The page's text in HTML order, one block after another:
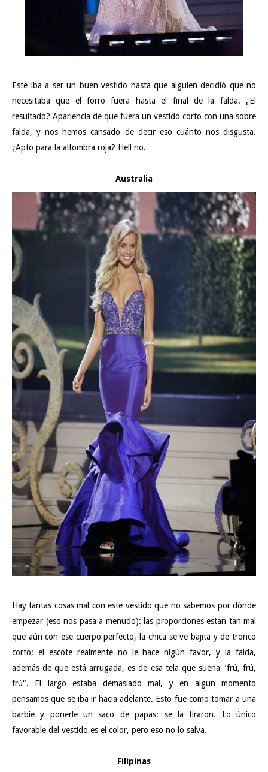
Este iba a ser un buen vestido hasta que alguien decidió que no
necesitaba que el forro fuera hasta el final de la falda. ¿El
resultado? Apariencia de que fuera un vestido corto con una sobre
falda, y nos hemos cansado de decir eso cuánto nos disgusta.
¿Apto para la alfombra roja? Hell no.
Australia
Hay tantas cosas mal con este vestido que no sabemos por dónde
empezar (eso nos pasa a menudo): las proporciones estan tan mal
que aún con ese cuerpo perfecto, la chica se ve bajita y de tronco
corto; el escote realmente no le hace nigún favor, y la falda,
además de que está arrugada, es de esa tela que suena "frú, frú,
frú". El largo estaba demasiado mal, y en algun momento
pensamos que se iba ir hacia adelante. Esto fue como tomar a una
barbie y ponerle un saco de papas: se la tiraron. Lo único
favorable del vestido es el color, pero eso no lo salva.
Filipinas